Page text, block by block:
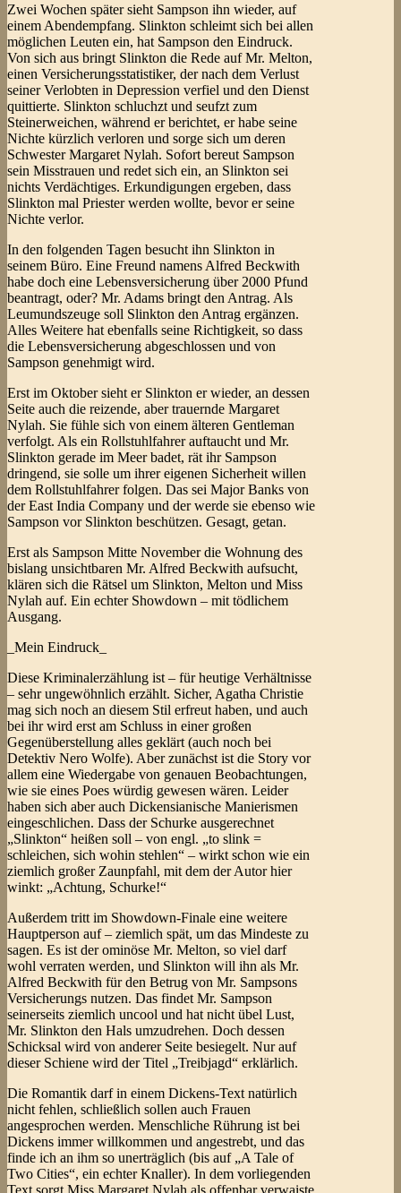
Zwei Wochen später sieht Sampson ihn wieder, auf
einem Abendempfang. Slinkton schleimt sich bei allen
möglichen Leuten ein, hat Sampson den Eindruck.
Von sich aus bringt Slinkton die Rede auf Mr. Melton,
einen Versicherungsstatistiker, der nach dem Verlust
seiner Verlobten in Depression verfiel und den Dienst
quittierte. Slinkton schluchzt und seufzt zum
Steinerweichen, während er berichtet, er habe seine
Nichte kürzlich verloren und sorge sich um deren
Schwester Margaret Nylah. Sofort bereut Sampson
sein Misstrauen und redet sich ein, an Slinkton sei
nichts Verdächtiges. Erkundigungen ergeben, dass
Slinkton mal Priester werden wollte, bevor er seine
Nichte verlor.
In den folgenden Tagen besucht ihn Slinkton in
seinem Büro. Eine Freund namens Alfred Beckwith
habe doch eine Lebensversicherung über 2000 Pfund
beantragt, oder? Mr. Adams bringt den Antrag. Als
Leumundszeuge soll Slinkton den Antrag ergänzen.
Alles Weitere hat ebenfalls seine Richtigkeit, so dass
die Lebensversicherung abgeschlossen und von
Sampson genehmigt wird.
Erst im Oktober sieht er Slinkton er wieder, an dessen
Seite auch die reizende, aber trauernde Margaret
Nylah. Sie fühle sich von einem älteren Gentleman
verfolgt. Als ein Rollstuhlfahrer auftaucht und Mr.
Slinkton gerade im Meer badet, rät ihr Sampson
dringend, sie solle um ihrer eigenen Sicherheit willen
dem Rollstuhlfahrer folgen. Das sei Major Banks von
der East India Company und der werde sie ebenso wie
Sampson vor Slinkton beschützen. Gesagt, getan.
Erst als Sampson Mitte November die Wohnung des
bislang unsichtbaren Mr. Alfred Beckwith aufsucht,
klären sich die Rätsel um Slinkton, Melton und Miss
Nylah auf. Ein echter Showdown – mit tödlichem
Ausgang.
_Mein Eindruck_
Diese Kriminalerzählung ist – für heutige Verhältnisse
– sehr ungewöhnlich erzählt. Sicher, Agatha Christie
mag sich noch an diesem Stil erfreut haben, und auch
bei ihr wird erst am Schluss in einer großen
Gegenüberstellung alles geklärt (auch noch bei
Detektiv Nero Wolfe). Aber zunächst ist die Story vor
allem eine Wiedergabe von genauen Beobachtungen,
wie sie eines Poes würdig gewesen wären. Leider
haben sich aber auch Dickensianische Manierismen
eingeschlichen. Dass der Schurke ausgerechnet
„Slinkton“ heißen soll – von engl. „to slink =
schleichen, sich wohin stehlen“ – wirkt schon wie ein
ziemlich großer Zaunpfahl, mit dem der Autor hier
winkt: „Achtung, Schurke!“
Außerdem tritt im Showdown-Finale eine weitere
Hauptperson auf – ziemlich spät, um das Mindeste zu
sagen. Es ist der ominöse Mr. Melton, so viel darf
wohl verraten werden, und Slinkton will ihn als Mr.
Alfred Beckwith für den Betrug von Mr. Sampsons
Versicherungs nutzen. Das findet Mr. Sampson
seinerseits ziemlich uncool und hat nicht übel Lust,
Mr. Slinkton den Hals umzudrehen. Doch dessen
Schicksal wird von anderer Seite besiegelt. Nur auf
dieser Schiene wird der Titel „Treibjagd“ erklärlich.
Die Romantik darf in einem Dickens-Text natürlich
nicht fehlen, schließlich sollen auch Frauen
angesprochen werden. Menschliche Rührung ist bei
Dickens immer willkommen und angestrebt, und das
finde ich an ihm so unerträglich (bis auf „A Tale of
Two Cities“, ein echter Knaller). In dem vorliegenden
Text sorgt Miss Margaret Nylah als offenbar verwaiste